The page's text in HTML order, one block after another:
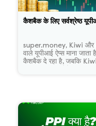
कैशबैक के लिए सर्वश्रेष्ठ
super.money, Kiwi और
वाले यूपीआई ऐप्स माना
कैशबैक दे रहा है, जबकि